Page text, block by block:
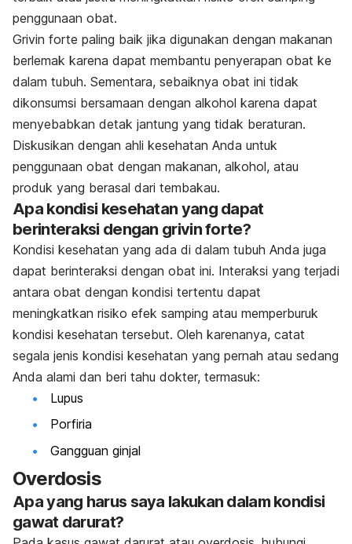
penggunaan obat.
Grivin forte paling baik jika digunakan dengan makanan
berlemak karena dapat membantu penyerapan obat ke
dalam tubuh. Sementara, sebaiknya obat ini tidak
dikonsumsi bersamaan dengan alkohol karena dapat
menyebabkan detak jantung yang tidak beraturan.
Diskusikan dengan ahli kesehatan Anda untuk
penggunaan obat dengan makanan, alkohol, atau
produk yang berasal dari tembakau.
Apa kondisi kesehatan yang dapat
berinteraksi dengan grivin forte?
Kondisi kesehatan yang ada di dalam tubuh Anda juga
dapat berinteraksi dengan obat ini. Interaksi yang terjadi
antara obat dengan kondisi tertentu dapat
meningkatkan risiko efek samping atau memperburuk
kondisi kesehatan tersebut. Oleh karenanya, catat
segala jenis kondisi kesehatan yang pernah atau sedang
Anda alami dan beri tahu dokter, termasuk:
Lupus
Porfiria
Gangguan ginjal
Overdosis
Apa yang harus saya lakukan dalam kondisi
gawat darurat?